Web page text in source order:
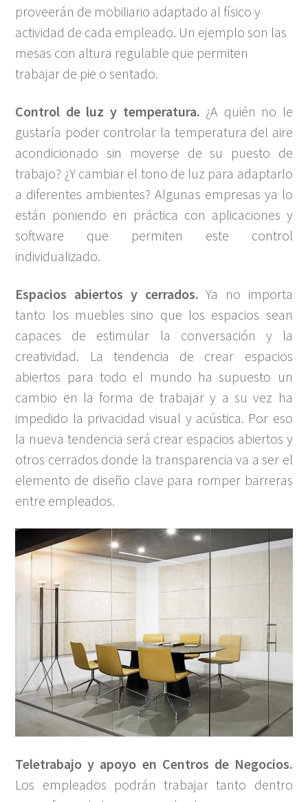
proveerán de mobiliario adaptado al físico y
actividad de cada empleado. Un ejemplo son las
mesas con altura regulable que permiten
trabajar de pie o sentado.
Control de luz y temperatura. ¿A quién no le
gustaría poder controlar la temperatura del aire
acondicionado sin moverse de su puesto de
trabajo? ¿Y cambiar el tono de luz para adaptarlo
a diferentes ambientes? Algunas empresas ya lo
están poniendo en práctica con aplicaciones y
software que permiten este control
individualizado.
Espacios abiertos y cerrados. Ya no importa
tanto los muebles sino que los espacios sean
capaces de estimular la conversación y la
creatividad. La tendencia de crear espacios
abiertos para todo el mundo ha supuesto un
cambio en la forma de trabajar y a su vez ha
impedido la privacidad visual y acústica. Por eso
la nueva tendencia será crear espacios abiertos y
otros cerrados donde la transparencia va a ser el
elemento de diseño clave para romper barreras
entre empleados.
Teletrabajo y apoyo en Centros de Negocios.
Los empleados podrán trabajar tanto dentro